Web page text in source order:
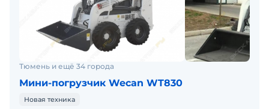
Тюмень и ещё 34 города
Мини-погрузчик Wecan WT830
Новая техника